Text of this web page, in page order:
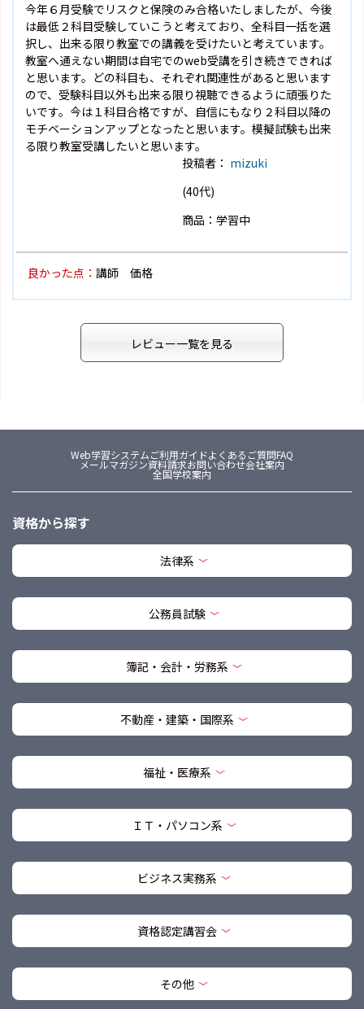
今年６月受験でリスクと保険のみ合格いたしましたが、今後
は最低２科目受験していこうと考えており、全科目一括を選
択し、出来る限り教室での講義を受けたいと考えています。
教室へ通えない期間は自宅でのweb受講を引き続きできれば
と思います。どの科目も、それぞれ関連性があると思います
ので、受験科目以外も出来る限り視聴できるように頑張りた
いです。今は１科目合格ですが、自信にもなり２科目以降の
モチベーションアップとなったと思います。模擬試験も出来
る限り教室受講したいと思います。
投稿者： mizuki
(40代)
商品：学習中
良かった点： 講師 価格
レビュー一覧を見る
Web学習システムご利用ガイドよくあるご質問FAQ
メールマガジン資料請求お問い合わせ会社案内
全国学校案内
資格から探す
法律系
公務員試験
簿記・会計・労務系
不動産・建築・国際系
福祉・医療系
ＩＴ・パソコン系
ビジネス実務系
資格認定講習会
その他